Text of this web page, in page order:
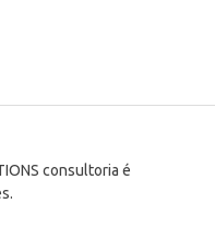
consultoria é